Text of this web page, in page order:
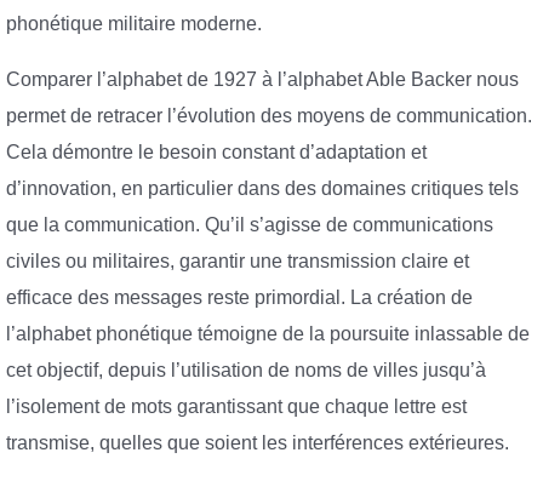
phonétique militaire moderne.
Comparer l’alphabet de 1927 à l’alphabet Able Backer nous
permet de retracer l’évolution des moyens de communication.
Cela démontre le besoin constant d’adaptation et
d’innovation, en particulier dans des domaines critiques tels
que la communication. Qu’il s’agisse de communications
civiles ou militaires, garantir une transmission claire et
efficace des messages reste primordial. La création de
l’alphabet phonétique témoigne de la poursuite inlassable de
cet objectif, depuis l’utilisation de noms de villes jusqu’à
l’isolement de mots garantissant que chaque lettre est
transmise, quelles que soient les interférences extérieures.